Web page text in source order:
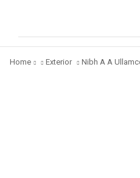
Home Exterior Nibh A A